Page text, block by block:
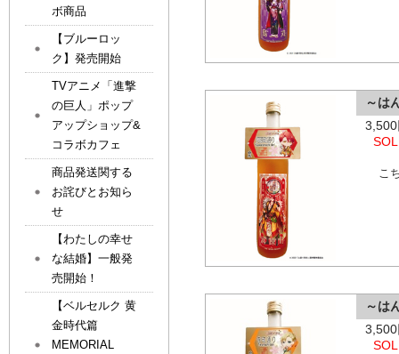
～は
こ
～は
ボ商品
【ブルーロッ
ク】発売開始
TVアニメ「進撃
の巨人」ポップ
アップショップ&
コラボカフェ
商品発送関する
お詫びとお知ら
せ
【わたしの幸せ
な結婚】一般発
売開始！
【ベルセルク 黄
金時代篇
MEMORIAL